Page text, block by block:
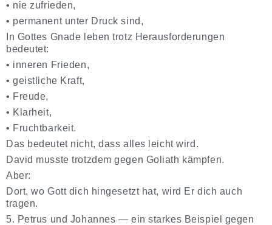
• nie zufrieden,
• permanent unter Druck sind,
In Gottes Gnade leben trotz Herausforderungen
bedeutet:
• inneren Frieden,
• geistliche Kraft,
• Freude,
• Klarheit,
• Fruchtbarkeit.
Das bedeutet nicht, dass alles leicht wird.
David musste trotzdem gegen Goliath kämpfen.
Aber:
Dort, wo Gott dich hingesetzt hat, wird Er dich auch
tragen.
5. Petrus und Johannes — ein starkes Beispiel gegen